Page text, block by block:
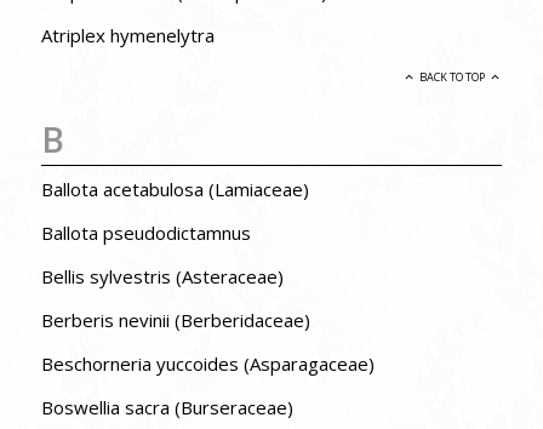
Atriplex hymenelytra
BACK TO TOP
B
Ballota acetabulosa (Lamiaceae)
Ballota pseudodictamnus
Bellis sylvestris (Asteraceae)
Berberis nevinii (Berberidaceae)
Beschorneria yuccoides (Asparagaceae)
Boswellia sacra (Burseraceae)